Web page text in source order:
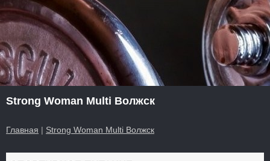
Strong Woman Multi Волжск
Главная | Strong Woman Multi Волжск